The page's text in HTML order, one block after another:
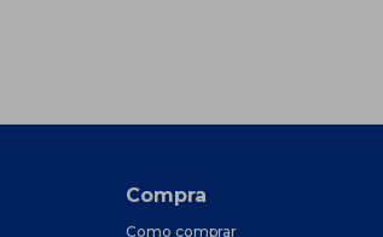
Compra
Como comprar